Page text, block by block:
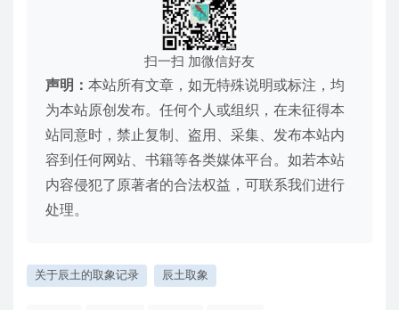
扫一扫 加微信好友
声明： 本站所有文章，如无特殊说明或标注，均
为本站原创发布。任何个人或组织，在未征得本
站同意时，禁止复制、盗用、采集、发布本站内
容到任何网站、书籍等各类媒体平台。如若本站
内容侵犯了原著者的合法权益，可联系我们进行
处理。
关于辰土的取象记录 辰土取象